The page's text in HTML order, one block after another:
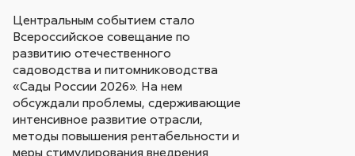
Центральным событием стало
Всероссийское совещание по
развитию отечественного
садоводства и питомниководства
«Сады России 2026». На нем
обсуждали проблемы, сдерживающие
интенсивное развитие отрасли,
методы повышения рентабельности и
меры стимулирования внедрения